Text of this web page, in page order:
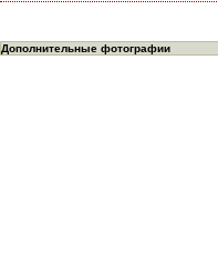
Дополнительные фотографии